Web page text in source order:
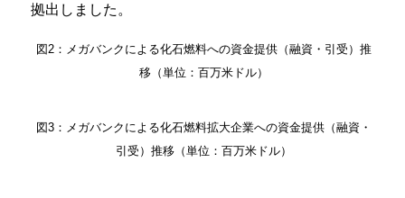
拠出しました。
図2：メガバンクによる化石燃料への資金提供（融資・引受）推
移（単位：百万米ドル）
図3：メガバンクによる化石燃料拡大企業への資金提供（融資・
引受）推移（単位：百万米ドル）